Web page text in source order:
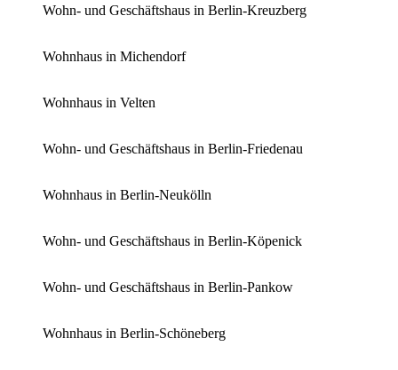
Wohn- und Geschäftshaus in Berlin-Kreuzberg
Wohnhaus in Michendorf
Wohnhaus in Velten
Wohn- und Geschäftshaus in Berlin-Friedenau
Wohnhaus in Berlin-Neukölln
Wohn- und Geschäftshaus in Berlin-Köpenick
Wohn- und Geschäftshaus in Berlin-Pankow
Wohnhaus in Berlin-Schöneberg